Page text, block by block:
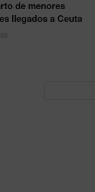
de menores
llegados a Ceuta